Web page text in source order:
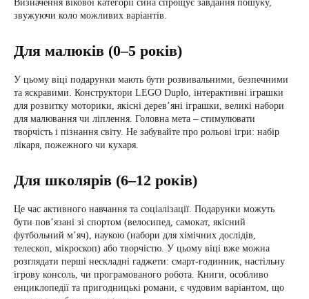
Визначення вікової категорії сина спрощує завдання пошуку,
звужуючи коло можливих варіантів.
Для малюків (0–5 років)
У цьому віці подарунки мають бути розвивальними, безпечними
та яскравими. Конструктори LEGO Duplo, інтерактивні іграшки
для розвитку моторики, якісні дерев’яні іграшки, великі набори
для малювання чи ліплення. Головна мета – стимулювати
творчість і пізнання світу. Не забувайте про рольові ігри: набір
лікаря, пожежного чи кухаря.
Для школярів (6–12 років)
Це час активного навчання та соціалізації. Подарунки можуть
бути пов’язані зі спортом (велосипед, самокат, якісний
футбольний м’яч), наукою (набори для хімічних дослідів,
телескоп, мікроскоп) або творчістю. У цьому віці вже можна
розглядати перші нескладні гаджети: смарт-годинник, настільну
ігрову консоль, чи програмованого робота. Книги, особливо
енциклопедії та пригодницькі романи, є чудовим варіантом, що